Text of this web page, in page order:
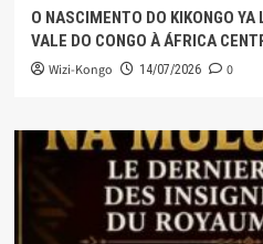
O NASCIMENTO DO KIKONGO
VALE DO CONGO À ÁFRICA
Wizi-Kongo 14/07/2026 0